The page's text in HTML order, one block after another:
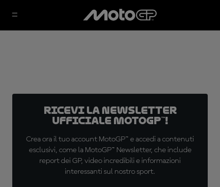
Ricevi la newsletter
ufficiale MotoGP™!
Crea ora il tuo account MotoGP™ e accedi a contenuti
esclusivi, come la MotoGP™ Newsletter, che include
report dei GP, video incredibili e informazioni
interessanti sul nostro sport.